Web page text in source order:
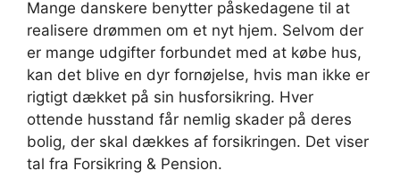
​Mange danskere benytter påskedagene til at
realisere drømmen om et nyt hjem. Selvom der
er mange udgifter forbundet med at købe hus,
kan det blive en dyr fornøjelse, hvis man ikke er
rigtigt dækket på sin husforsikring. Hver
ottende husstand får nemlig skader på deres
bolig, der skal dækkes af forsikringen. Det viser
tal fra Forsikring & Pension.